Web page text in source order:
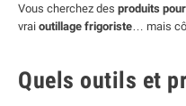
Vous cherchez des produits
vrai outillage frigoriste … mais
Quels outils et